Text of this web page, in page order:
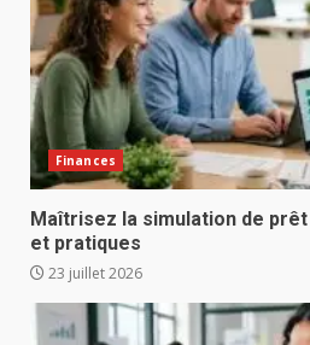
Finances
Maîtrisez la simulation de
et pratiques
23 juillet 2026